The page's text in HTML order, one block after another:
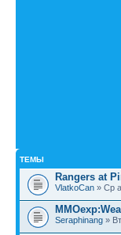
ТЕМЫ
Rangers at
VlatkoCan » Ср
Seraphinang »